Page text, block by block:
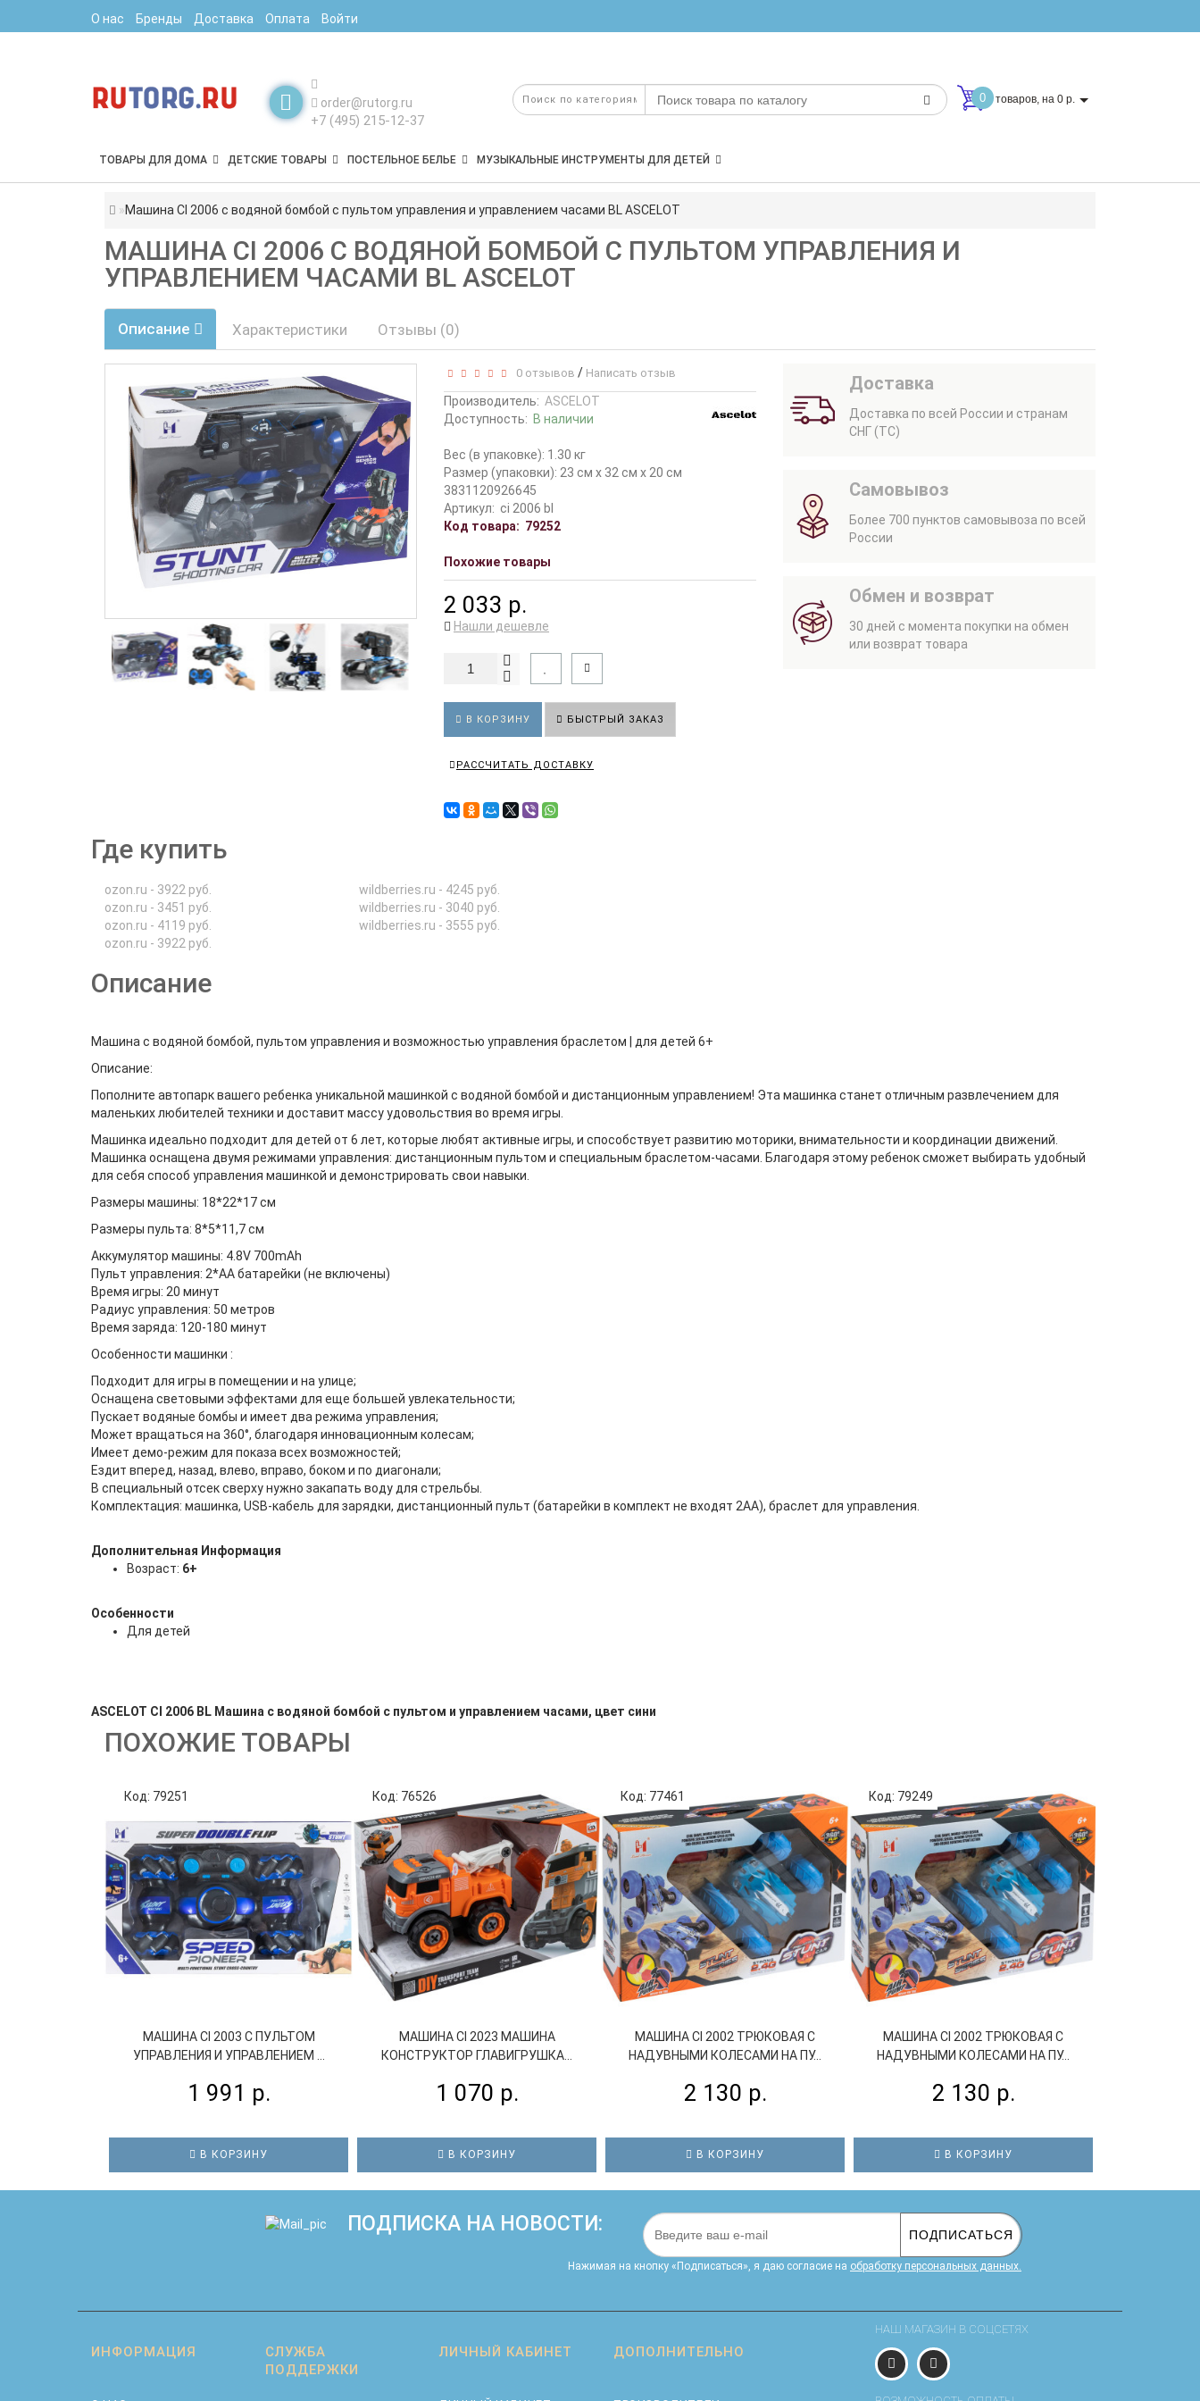
О нас Бренды Доставка Оплата Войти
order@rutorg.ru
+7 (495) 215-12-37
0 товаров, на 0 р.
ТОВАРЫ ДЛЯ ДОМА ДЕТСКИЕ ТОВАРЫ ПОСТЕЛЬНОЕ БЕЛЬЕ МУЗЫКАЛЬНЫЕ ИНСТРУМЕНТЫ ДЛЯ ДЕТЕЙ
Машина СI 2006 с водяной бомбой с пультом управления и управлением часами BL ASCELOT
МАШИНА СI 2006 С ВОДЯНОЙ БОМБОЙ С ПУЛЬТОМ УПРАВЛЕНИЯ И
УПРАВЛЕНИЕМ ЧАСАМИ BL ASCELOT
Описание Характеристики Отзывы (0)
0 отзывов / Написать отзыв
Производитель: ASCELOT
Доступность: В наличии
Вес (в упаковке): 1.30 кг
Размер (упаковки): 23 см x 32 см x 20 см
3831120926645
Артикул: сi 2006 bl
Код товара: 79252
Похожие товары
2 033 р.
Нашли дешевле
В КОРЗИНУ БЫСТРЫЙ ЗАКАЗ
РАССЧИТАТЬ ДОСТАВКУ
Доставка
Доставка по всей России и странам
СНГ (ТС)
Самовывоз
Более 700 пунктов самовывоза по всей
России
Обмен и возврат
30 дней с момента покупки на обмен
или возврат товара
Где купить
ozon.ru - 3922 руб.
ozon.ru - 3451 руб.
ozon.ru - 4119 руб.
ozon.ru - 3922 руб.
wildberries.ru - 4245 руб.
wildberries.ru - 3040 руб.
wildberries.ru - 3555 руб.
Описание
Машина с водяной бомбой, пультом управления и возможностью управления браслетом | для детей 6+
Описание:
Пополните автопарк вашего ребенка уникальной машинкой с водяной бомбой и дистанционным управлением! Эта машинка станет отличным развлечением для
маленьких любителей техники и доставит массу удовольствия во время игры.
Машинка идеально подходит для детей от 6 лет, которые любят активные игры, и способствует развитию моторики, внимательности и координации движений.
Машинка оснащена двумя режимами управления: дистанционным пультом и специальным браслетом-часами. Благодаря этому ребенок сможет выбирать удобный
для себя способ управления машинкой и демонстрировать свои навыки.
Размеры машины: 18*22*17 см
Размеры пульта: 8*5*11,7 см
Аккумулятор машины: 4.8V 700mAh
Пульт управления: 2*AA батарейки (не включены)
Время игры: 20 минут
Радиус управления: 50 метров
Время заряда: 120-180 минут
Особенности машинки :
Подходит для игры в помещении и на улице;
Оснащена световыми эффектами для еще большей увлекательности;
Пускает водяные бомбы и имеет два режима управления;
Может вращаться на 360°, благодаря инновационным колесам;
Имеет демо-режим для показа всех возможностей;
Ездит вперед, назад, влево, вправо, боком и по диагонали;
В специальный отсек сверху нужно закапать воду для стрельбы.
Комплектация: машинка, USB-кабель для зарядки, дистанционный пульт (батарейки в комплект не входят 2АА), браслет для управления.
Дополнительная Информация
Возраст: 6+
Особенности
Для детей
ASCELOT СI 2006 BL Машина с водяной бомбой с пультом и управлением часами, цвет сини
ПОХОЖИЕ ТОВАРЫ
Код: 79251
МАШИНА СI 2003 С ПУЛЬТОМ
УПРАВЛЕНИЯ И УПРАВЛЕНИЕМ ...
1 991 р.
В КОРЗИНУ
Код: 76526
МАШИНА СI 2023 МАШИНА
КОНСТРУКТОР ГЛАВИГРУШКА...
1 070 р.
В КОРЗИНУ
Код: 77461
МАШИНА СI 2002 ТРЮКОВАЯ С
НАДУВНЫМИ КОЛЕСАМИ НА ПУ...
2 130 р.
В КОРЗИНУ
Код: 79249
МАШИНА СI 2002 ТРЮКОВАЯ С
НАДУВНЫМИ КОЛЕСАМИ НА ПУ...
2 130 р.
В КОРЗИНУ
ПОДПИСКА НА НОВОСТИ: ПОДПИСАТЬСЯ
Нажимая на кнопку «Подписаться», я даю cогласие на обработку персональных данных.
ИНФОРМАЦИЯ
СЛУЖБА
ПОДДЕРЖКИ
ЛИЧНЫЙ КАБИНЕТ ДОПОЛНИТЕЛЬНО
НАШ МАГАЗИН В СОЦСЕТЯХ